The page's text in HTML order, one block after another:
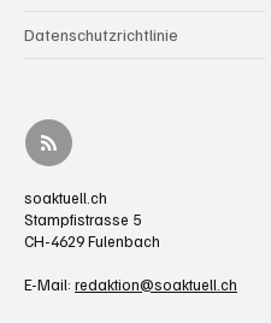
Datenschutzrichtlinie
soaktuell.ch
Stampfistrasse 5
CH-4629 Fulenbach
E-Mail: redaktion@soaktuell.ch